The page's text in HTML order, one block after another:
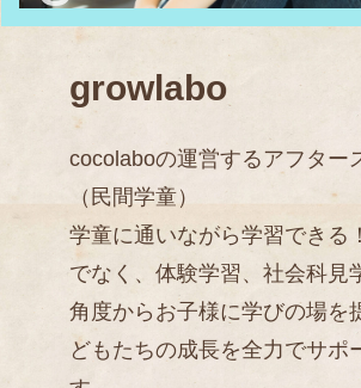
growlabo
cocolaboの運営するアフター
（民間学童）
学童に通いながら学習できる
でなく、体験学習、社会科見
角度からお子様に学びの場を
どもたちの成長を全力でサポ